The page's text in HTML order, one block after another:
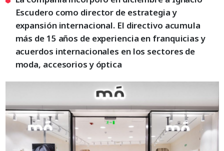
Escudero como director de estrategia y
expansión internacional. El directivo acumula
más de 15 años de experiencia en franquicias y
acuerdos internacionales en los sectores de
moda, accesorios y óptica